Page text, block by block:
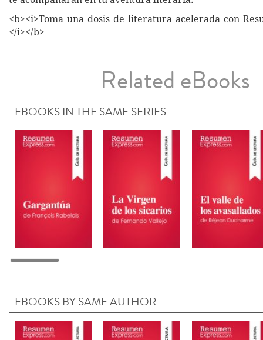
<b><i>Toma una dosis de literatura acelerada con
</i></b>
Related eBooks
EBOOKS IN THE SAME SERIES
EBOOKS BY SAME AUTHOR